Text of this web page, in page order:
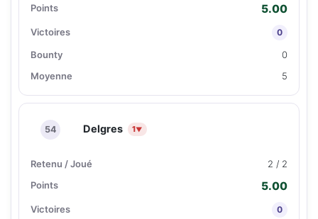
5.00
0
0
5
54 Delgres 1▼
2 / 2
5.00
0